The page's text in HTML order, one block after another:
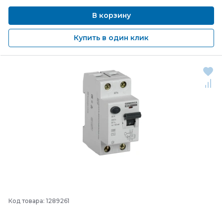
В корзину
Купить в один клик
Код товара: 1289261